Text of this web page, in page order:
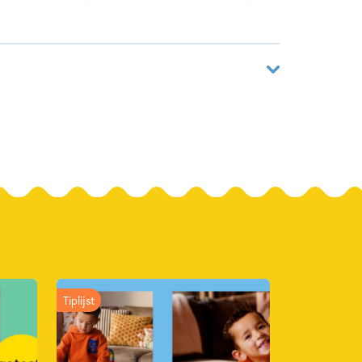
kinderen aan het denken zet en hun
Spelen & leren
Tiplijst